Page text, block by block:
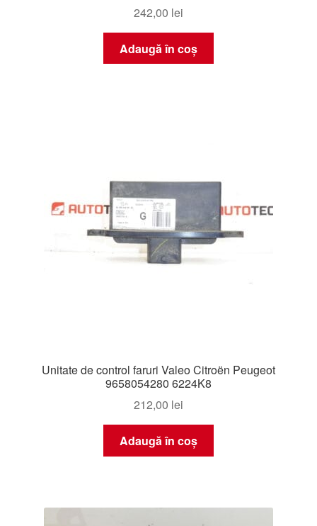
242,00 lei
Adaugă în coș
Unitate de control faruri Valeo Citroën Peugeot
9658054280 6224K8
212,00 lei
Adaugă în coș